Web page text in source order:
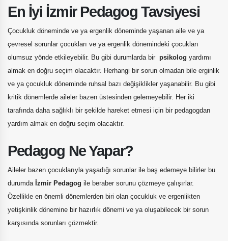
En İyi İzmir Pedagog Tavsiyesi
Çocukluk döneminde ve ya ergenlik döneminde yaşanan aile ve ya
çevresel sorunlar çocukları ve ya ergenlik dönemindeki çocukları
olumsuz yönde etkileyebilir. Bu gibi durumlarda bir psikolog yardımı
almak en doğru seçim olacaktır. Herhangi bir sorun olmadan bile erginlik
ve ya çocukluk döneminde ruhsal bazı değişiklikler yaşanabilir. Bu gibi
kritik dönemlerde aileler bazen üstesinden gelemeyebilir. Her iki
tarafında daha sağlıklı bir şekilde hareket etmesi için bir pedagogdan
yardım almak en doğru seçim olacaktır.
Pedagog Ne Yapar?
Aileler bazen çocuklarıyla yaşadığı sorunlar ile baş edemeye bilirler bu
durumda İzmir Pedagog ile beraber sorunu çözmeye çalışırlar.
Özellikle en önemli dönemlerden biri olan çocukluk ve ergenlikten
yetişkinlik dönemine bir hazırlık dönemi ve ya oluşabilecek bir sorun
karşısında sorunları çözmektir.